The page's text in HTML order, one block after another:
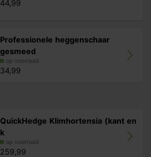
44,99
Professionele heggenschaar
gesmeed
op voorraad
34,99
QuickHedge Klimhortensia (kant en
k
op voorraad
259,99